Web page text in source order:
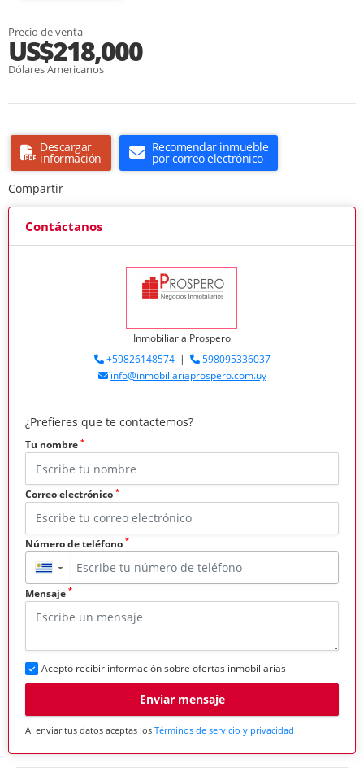
Precio de venta
US$218,000
Dólares Americanos
Descargar
información
Recomendar inmueble
por correo electrónico
Compartir
Contáctanos
Inmobiliaria Prospero
+59826148574|
598095336037
info@inmobiliariaprospero.com.uy
¿Prefieres que te contactemos?
Tu nombre *
Correo electrónico *
Número de teléfono *
▼
Mensaje *
Acepto recibir información sobre ofertas inmobiliarias
Enviar mensaje
Al enviar tus datos aceptas los Términos de servicio y privacidad